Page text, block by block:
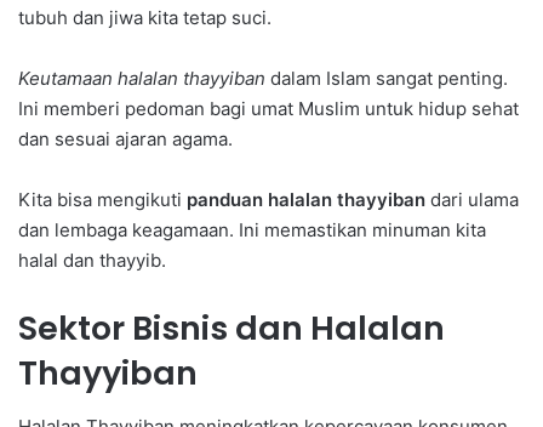
tubuh dan jiwa kita tetap suci.
Keutamaan halalan thayyiban dalam Islam sangat penting.
Ini memberi pedoman bagi umat Muslim untuk hidup sehat
dan sesuai ajaran agama.
Kita bisa mengikuti panduan halalan thayyiban dari ulama
dan lembaga keagamaan. Ini memastikan minuman kita
halal dan thayyib.
Sektor Bisnis dan Halalan
Thayyiban